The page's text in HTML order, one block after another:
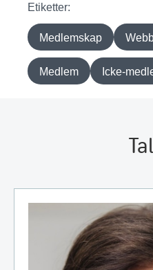
Etiketter:
Medlemskap
Medlem Icke-